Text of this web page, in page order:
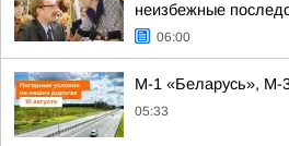
неизбежные
06:00
М-1 «Беларусь», М-
05:33